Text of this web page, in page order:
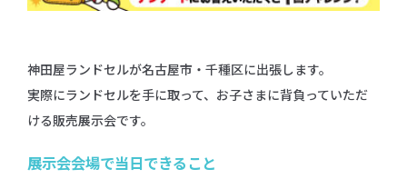
神田屋ランドセルが名古屋市・千種区に出張します。
実際にランドセルを手に取って、お子さまに背負っていただ
ける販売展示会です。
展示会会場で当日できること